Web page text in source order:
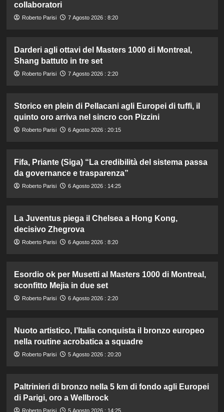
collaboratori
Roberto Parisi 7 Agosto 2026 : 8:20
Darderi agli ottavi del Masters 1000 di Montreal,
Shang battuto in tre set
Roberto Parisi 7 Agosto 2026 : 2:20
Storico en plein di Pellacani agli Europei di tuffi, il
quinto oro arriva nel sincro con Pizzini
Roberto Parisi 6 Agosto 2026 : 20:15
Fifa, Priante (Siga) “La credibilità del sistema passa
da governance e trasparenza”
Roberto Parisi 6 Agosto 2026 : 14:25
La Juventus piega il Chelsea a Hong Kong,
decisivo Zhegrova
Roberto Parisi 6 Agosto 2026 : 8:20
Esordio ok per Musetti al Masters 1000 di Montreal,
sconfitto Mejia in due set
Roberto Parisi 6 Agosto 2026 : 2:20
Nuoto artistico, l’Italia conquista il bronzo europeo
nella routine acrobatica a squadre
Roberto Parisi 5 Agosto 2026 : 20:20
Paltrinieri di bronzo nella 5 km di fondo agli Europei
di Parigi, oro a Wellbrock
Roberto Parisi 5 Agosto 2026 : 14:25